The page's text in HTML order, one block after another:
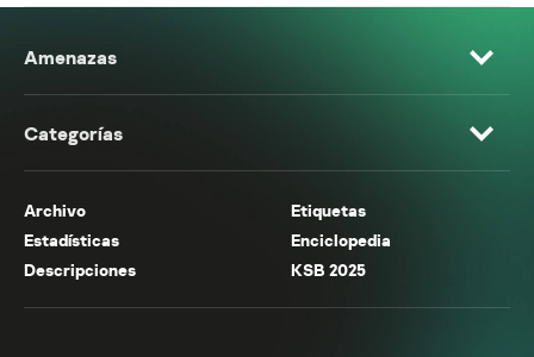
Amenazas
Categorías
Archivo
Etiquetas
Estadísticas
Enciclopedia
Descripciones
KSB 2025